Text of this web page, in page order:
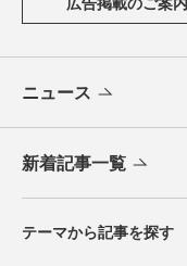
ニュース
新着記事一覧
テーマから記事を探す